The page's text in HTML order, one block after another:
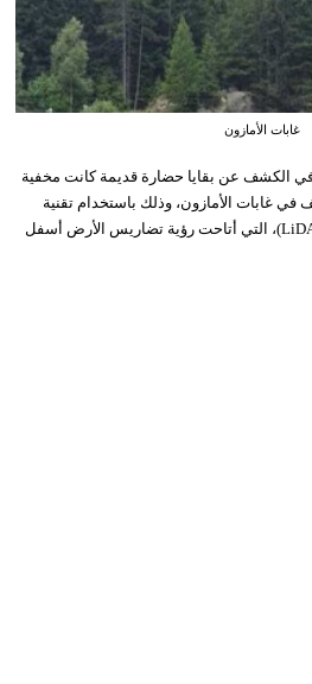
غابات الأمازون
في الكشف عن بقايا حضارة قديمة كانت مخفية
في غابات الأمازون، وذلك باستخدام تقنية
المسح بالليزر المحمولة جوًا (LiDAR)، التي أتاحت رؤية تضاريس الأرض أسفل